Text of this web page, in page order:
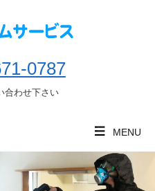
0787
合わせ下さい
MENU